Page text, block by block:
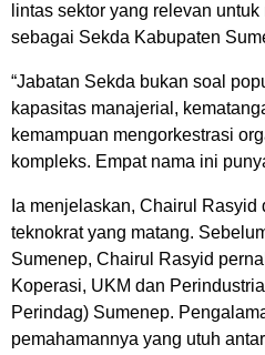
lintas sektor yang relevan
sebagai Sekda Kabupaten
“Jabatan Sekda bukan soal
kapasitas manajerial,
kemampuan mengorkestrasi
kompleks. Empat nama ini
Ia menjelaskan, Chairul
teknokrat yang matang.
Sumenep, Chairul Rasyid
Koperasi, UKM dan
Perindag) Sumenep.
pemahamannya yang utuh